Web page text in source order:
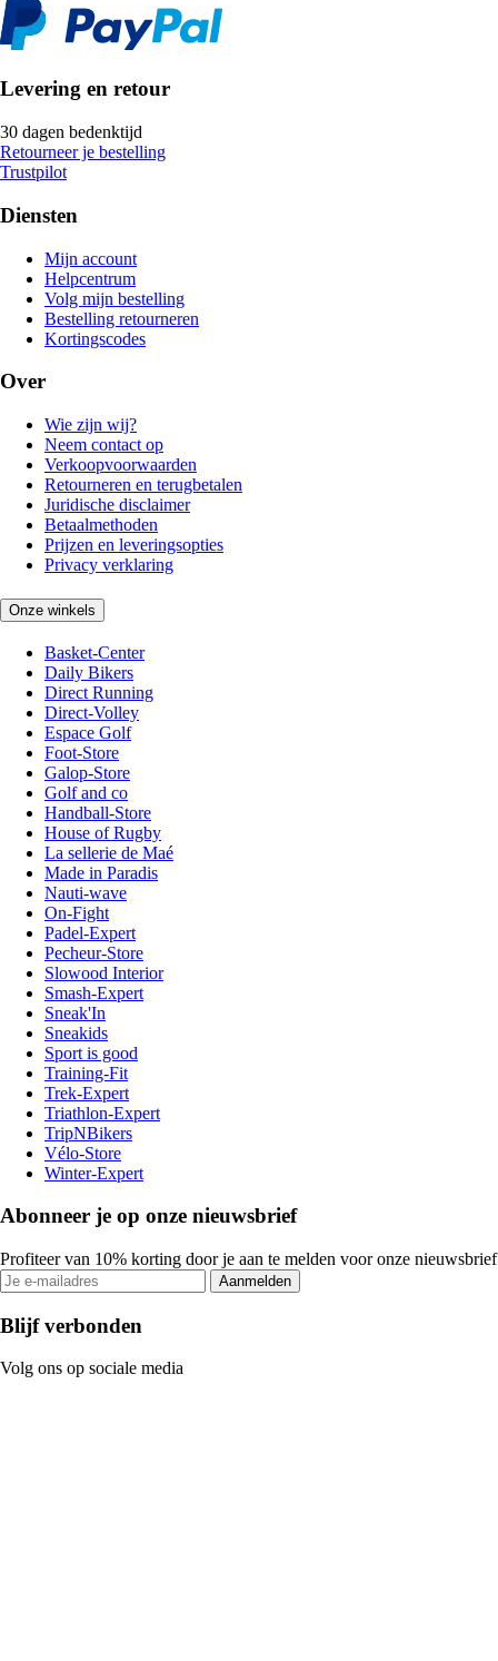
Levering en retour
30 dagen bedenktijd
Retourneer je bestelling
Trustpilot
Diensten
Mijn account
Helpcentrum
Volg mijn bestelling
Bestelling retourneren
Kortingscodes
Over
Wie zijn wij?
Neem contact op
Verkoopvoorwaarden
Retourneren en terugbetalen
Juridische disclaimer
Betaalmethoden
Prijzen en leveringsopties
Privacy verklaring
Onze winkels
Basket-Center
Daily Bikers
Direct Running
Direct-Volley
Espace Golf
Foot-Store
Galop-Store
Golf and co
Handball-Store
House of Rugby
La sellerie de Maé
Made in Paradis
Nauti-wave
On-Fight
Padel-Expert
Pecheur-Store
Slowood Interior
Smash-Expert
Sneak'In
Sneakids
Sport is good
Training-Fit
Trek-Expert
Triathlon-Expert
TripNBikers
Vélo-Store
Winter-Expert
Abonneer je op onze nieuwsbrief
Profiteer van 10% korting door je aan te melden voor onze nieuwsbrief
Aanmelden
Blijf verbonden
Volg ons op sociale media